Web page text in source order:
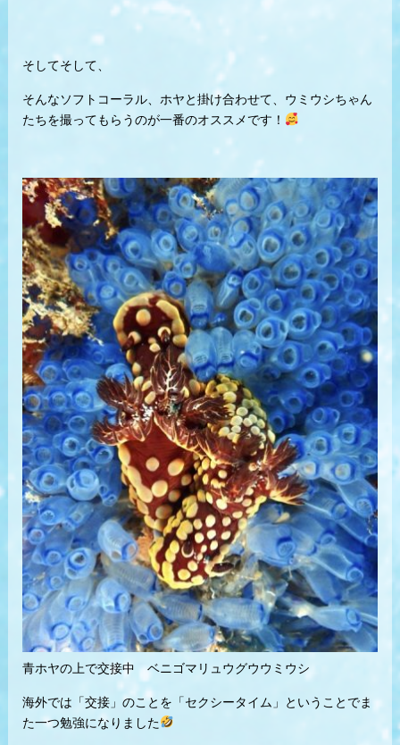
そしてそして、
そんなソフトコーラル、ホヤと掛け合わせて、ウミウシちゃん
たちを撮ってもらうのが一番のオススメです！
青ホヤの上で交接中 ベニゴマリュウグウウミウシ
海外では「交接」のことを「セクシータイム」ということでま
た一つ勉強になりました